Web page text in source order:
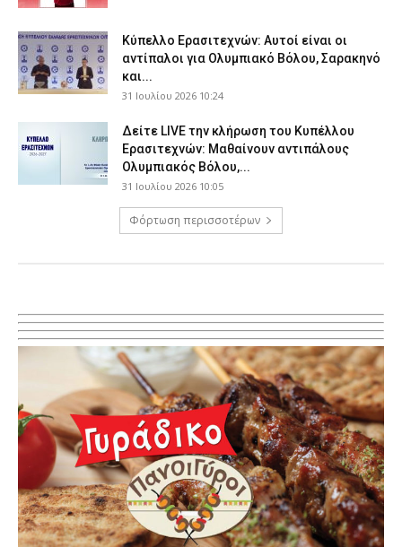
Κύπελλο Ερασιτεχνών: Αυτοί είναι οι
αντίπαλοι για Ολυμπιακό Βόλου, Σαρακηνό
και...
31 Ιουλίου 2026 10:24
Δείτε LIVE την κλήρωση του Κυπέλλου
Ερασιτεχνών: Μαθαίνουν αντιπάλους
Ολυμπιακός Βόλου,...
31 Ιουλίου 2026 10:05
Φόρτωση περισσοτέρων